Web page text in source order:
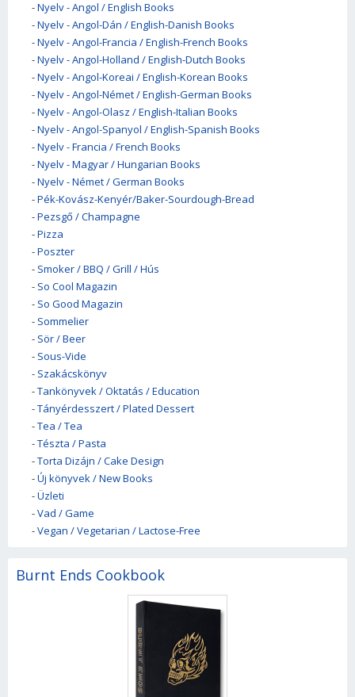
-Nyelv - Angol / English Books
-Nyelv - Angol-Dán / English-Danish Books
-Nyelv - Angol-Francia / English-French Books
-Nyelv - Angol-Holland / English-Dutch Books
-Nyelv - Angol-Koreai / English-Korean Books
-Nyelv - Angol-Német / English-German Books
-Nyelv - Angol-Olasz / English-Italian Books
-Nyelv - Angol-Spanyol / English-Spanish Books
-Nyelv - Francia / French Books
-Nyelv - Magyar / Hungarian Books
-Nyelv - Német / German Books
-Pék-Kovász-Kenyér/Baker-Sourdough-Bread
-Pezsgő / Champagne
-Pizza
-Poszter
- Smoker / BBQ / Grill / Hús
- So Cool Magazin
- So Good Magazin
- Sommelier
- Sör / Beer
- Sous-Vide
- Szakácskönyv
-Tankönyvek / Oktatás / Education
-Tányérdesszert / Plated Dessert
-Tea / Tea
-Tészta / Pasta
-Torta Dizájn / Cake Design
-Új könyvek / New Books
-Üzleti
-Vad / Game
-Vegan / Vegetarian / Lactose-Free
Burnt Ends Cookbook